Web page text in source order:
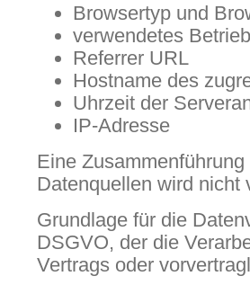
Browsertyp und
verwendetes
Referrer URL
Hostname des
Uhrzeit der
IP-Adresse
Eine
Datenquellen wird nicht
Grundlage für die
DSGVO, der die
Vertrags oder